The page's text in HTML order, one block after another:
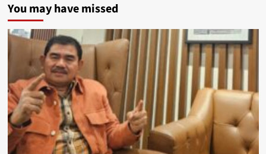
You may have missed